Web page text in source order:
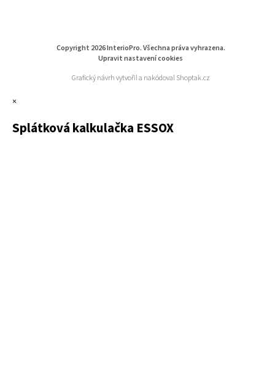
Copyright 2026InterioPro. Všechna práva vyhrazena.
Upravit nastavení cookies
Grafický návrh vytvořil a nakódoval Shoptak.cz
×
Splátková kalkulačka ESSOX